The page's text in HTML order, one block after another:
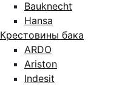
Bauknecht
Hansa
Крестовины бака
ARDO
Ariston
Indesit